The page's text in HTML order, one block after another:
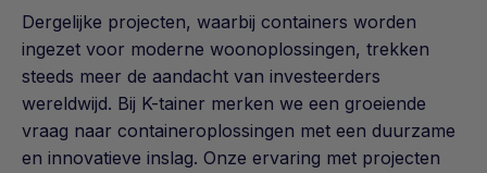
Dergelijke projecten, waarbij containers worden
ingezet voor moderne woonoplossingen, trekken
steeds meer de aandacht van investeerders
wereldwijd. Bij K-tainer merken we een groeiende
vraag naar containeroplossingen met een duurzame
en innovatieve inslag. Onze ervaring met projecten